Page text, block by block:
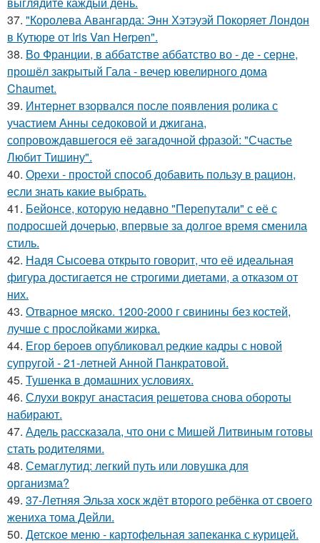
37. "Королева Авангарда: Энн Хэтэуэй Покоряет Лондон
в Кутюре от Iris Van Herpen".
38. Во Франции, в аббатстве аббатство во - де - серне,
прошёл закрытый Гала - вечер ювелирного дома
Chaumet.
39. Интернет взорвался после появления ролика с
участием Анны седоковой и джигана,
сопровождавшегося её загадочной фразой: "Счастье
Любит Тишину".
40. Орехи - простой способ добавить пользу в рацион,
если знать какие выбрать.
41. Бейонсе, которую недавно "Перепутали" с её с
подросшей дочерью, впервые за долгое время сменила
стиль.
42. Надя Сысоева открыто говорит, что её идеальная
фигура достигается не строгими диетами, а отказом от
них.
43. Отварное мяско. 1200-2000 г свинины без костей,
лучше с прослойками жирка.
44. Егор бероев опубликовал редкие кадры с новой
супругой - 21-летней Анной Панкратовой.
45. Тушенка в домашних условиях.
46. Слухи вокруг анастасия решетова снова обороты
набирают.
47. Адель рассказала, что они с Мишей Литвиным готовы
стать родителями.
48. Семаглутид: легкий путь или ловушка для
организма?
49. 37-Летняя Эльза хоск ждёт второго ребёнка от своего
жениха тома Дейли.
50. Детское меню - картофельная запеканка с курицей.